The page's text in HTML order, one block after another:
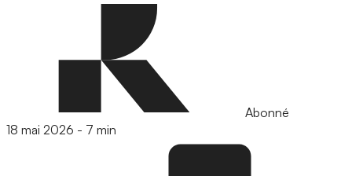
Abonné
18 mai 2026 - 7 min